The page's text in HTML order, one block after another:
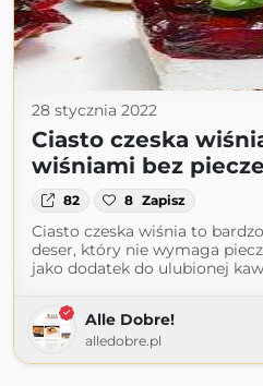
28 stycznia 2022
Ciasto czeska
wiśniami bez
82 8 Zapisz
Ciasto czeska wiśnia to
deser, który nie wymaga
jako dodatek do ulubionej
Alle Dobre!
alledobre.pl